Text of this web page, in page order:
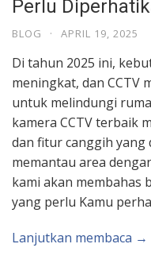
Perlu
BLOG · APRIL 19, 2025
Di tahun 2025 ini,
meningkat, dan CCTV
untuk melindungi
kamera CCTV terbaik
dan fitur canggih yang
memantau area
kami akan membahas
yang perlu Kamu
Lanjutkan membaca →